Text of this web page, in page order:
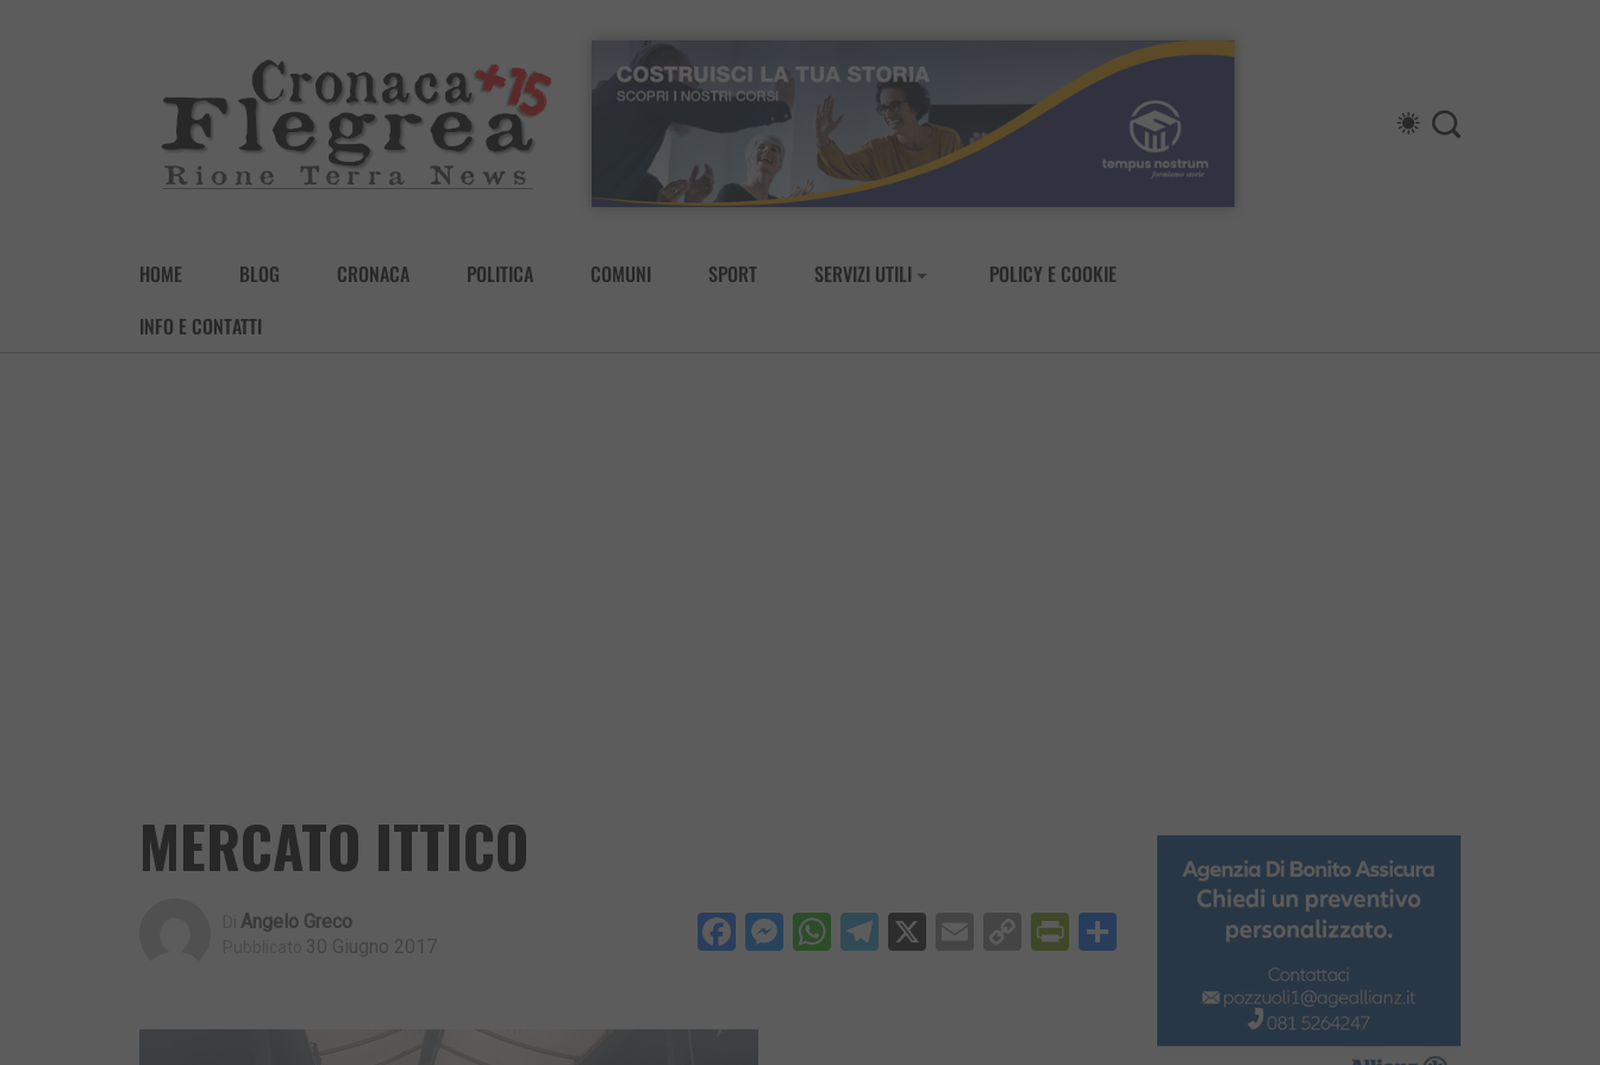
HOME BLOG CRONACA POLITICA COMUNI SPORT SERVIZI UTILI
POLICY E COOKIE
INFO E CONTATTI
MERCATO ITTICO
Angelo Greco
30 Giugno 2017 Facebook
Messenger
WhatsApp
Telegram
X EmailCopyPrintFriendly
Condividi